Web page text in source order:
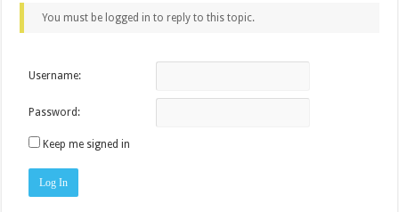
You must be logged in to reply to this topic.
Username:
Password:
Keep me signed in
Log In